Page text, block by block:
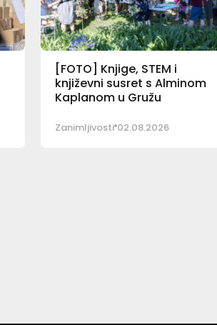
[FOTO] Knjige, STEM i
književni susret s Alminom
Kaplanom u Gružu
Zanimljivosti 02.08.2026